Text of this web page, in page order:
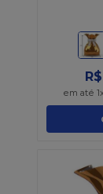
R$
em até 1